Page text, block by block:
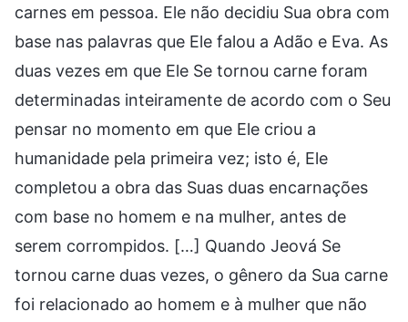
carnes em pessoa. Ele não decidiu Sua obra com
base nas palavras que Ele falou a Adão e Eva. As
duas vezes em que Ele Se tornou carne foram
determinadas inteiramente de acordo com o Seu
pensar no momento em que Ele criou a
humanidade pela primeira vez; isto é, Ele
completou a obra das Suas duas encarnações
com base no homem e na mulher, antes de
serem corrompidos. […] Quando Jeová Se
tornou carne duas vezes, o gênero da Sua carne
foi relacionado ao homem e à mulher que não